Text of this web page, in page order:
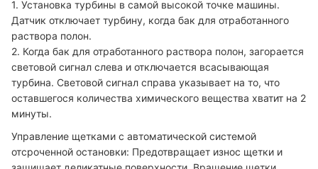
1. Установка турбины в самой высокой точке машины.
Датчик отключает турбину, когда бак для отработанного
раствора полон.
2. Когда бак для отработанного раствора полон, загорается
световой сигнал слева и отключается всасывающая
турбина. Световой сигнал справа указывает на то, что
оставшегося количества химического вещества хватит на 2
минуты.
Управление щетками с автоматической системой
отсроченной остановки: Предотвращает износ щетки и